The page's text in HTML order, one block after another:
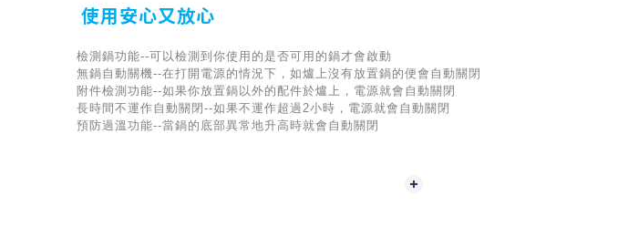
使用安心又放心
檢測鍋功能--可以檢測到你使用的是否可用的鍋才會啟動
無鍋自動關機--在打開電源的情況下，如爐上沒有放置鍋的便會自動關閉
附件檢測功能--如果你放置鍋以外的配件於爐上，電源就會自動關閉
長時間不運作自動關閉--如果不運作超過2小時，電源就會自動關閉
預防過溫功能--當鍋的底部異常地升高時就會自動關閉